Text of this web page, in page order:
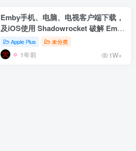
Emby手机、电脑、电视客户端下载，
及iOS使用 Shadowrocket 破解 Emby
Premiere 教程
Apple Plus 未分类
1年前 1W+